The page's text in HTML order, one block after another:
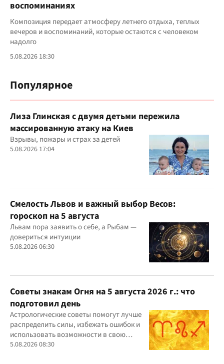
воспоминаниях
Композиция передает атмосферу летнего отдыха, теплых
вечеров и воспоминаний, которые остаются с человеком
надолго
5.08.2026 18:30
Популярное
Лиза Глинская с двумя детьми пережила
массированную атаку на Киев
Взрывы, пожары и страх за детей
5.08.2026 17:04
Смелость Львов и важный выбор Весов:
гороскоп на 5 августа
Львам пора заявить о себе, а Рыбам —
довериться интуиции
5.08.2026 06:30
Советы знакам Огня на 5 августа 2026 г.: что
подготовил день
Астрологические советы помогут лучше
распределить силы, избежать ошибок и
использовать возможности в свою
пользу
5.08.2026 08:30